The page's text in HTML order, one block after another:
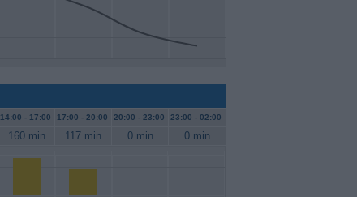
14:00 - 17:00 17:00 - 20:00 20:00 - 23:00 23:00 - 02:00
160 min 117 min 0 min 0 min